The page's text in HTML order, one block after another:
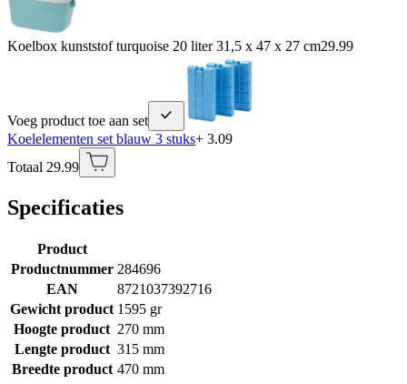
Koelbox kunststof turquoise 20 liter 31,5 x 47 x 27 cm29.99
Voeg product toe aan set
Koelelementen set blauw 3 stuks+ 3.09
Totaal 29.99
Specificaties
Product
Productnummer 284696
EAN
8721037392716
Gewicht product 1595 gr
Hoogte product 270 mm
Lengte product 315 mm
Breedte product 470 mm